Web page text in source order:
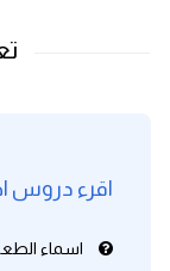
اقرء دروس
اسماء